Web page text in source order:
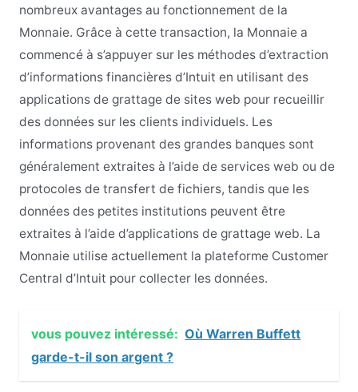
nombreux avantages au fonctionnement de la
Monnaie. Grâce à cette transaction, la Monnaie a
commencé à s’appuyer sur les méthodes d’extraction
d’informations financières d’Intuit en utilisant des
applications de grattage de sites web pour recueillir
des données sur les clients individuels. Les
informations provenant des grandes banques sont
généralement extraites à l’aide de services web ou de
protocoles de transfert de fichiers, tandis que les
données des petites institutions peuvent être
extraites à l’aide d’applications de grattage web. La
Monnaie utilise actuellement la plateforme Customer
Central d’Intuit pour collecter les données.
vous pouvez intéressé: Où Warren Buffett
garde-t-il son argent ?